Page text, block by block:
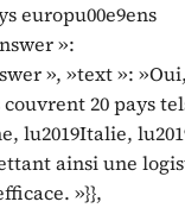
europu00e9ens
»:
», »text »:
couvrent 20 pays
lu2019Italie,
ainsi une
»}},